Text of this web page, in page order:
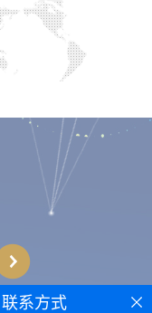
联系方式